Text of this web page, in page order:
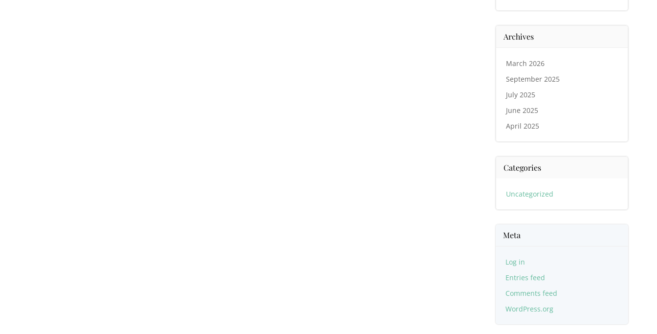
Archives
March 2026
September 2025
July 2025
June 2025
April 2025
Categories
Uncategorized
Meta
Log in
Entries feed
Comments feed
WordPress.org